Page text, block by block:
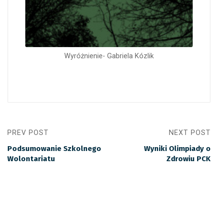
Wyróżnienie- Gabriela Kózlik
PREV POST
Podsumowanie Szkolnego
Wolontariatu
NEXT POST
Wyniki Olimpiady o
Zdrowiu PCK